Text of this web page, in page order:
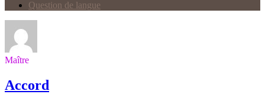
Question de langue
Maître
Accord